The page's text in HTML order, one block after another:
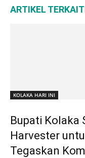
ARTIKEL TERKAIT
KOLAKA HARI INI
Bupati Kolaka
Harvester
Tegaskan